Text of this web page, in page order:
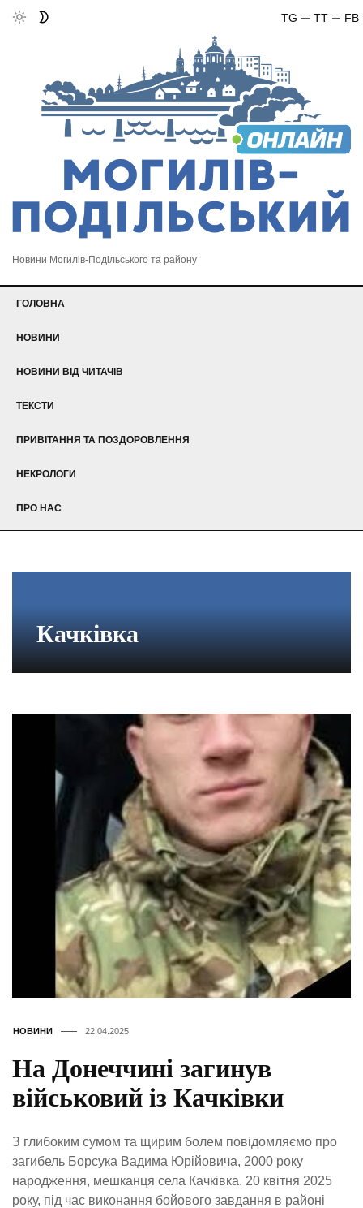
FB
TT
TG
Новини Могилів-Подільського та району
ГОЛОВНА
НОВИНИ
НОВИНИ ВІД ЧИТАЧІВ
ТЕКСТИ
ПРИВІТАННЯ ТА ПОЗДОРОВЛЕННЯ
НЕКРОЛОГИ
ПРО НАС
Качківка
НОВИНИ 22.04.2025
На Донеччині загинув
військовий із Качківки
З глибоким сумом та щирим болем повідомляємо про
загибель Борсука Вадима Юрійовича, 2000 року
народження, мешканця села Качківка. 20 квітня 2025
року, під час виконання бойового завдання в районі